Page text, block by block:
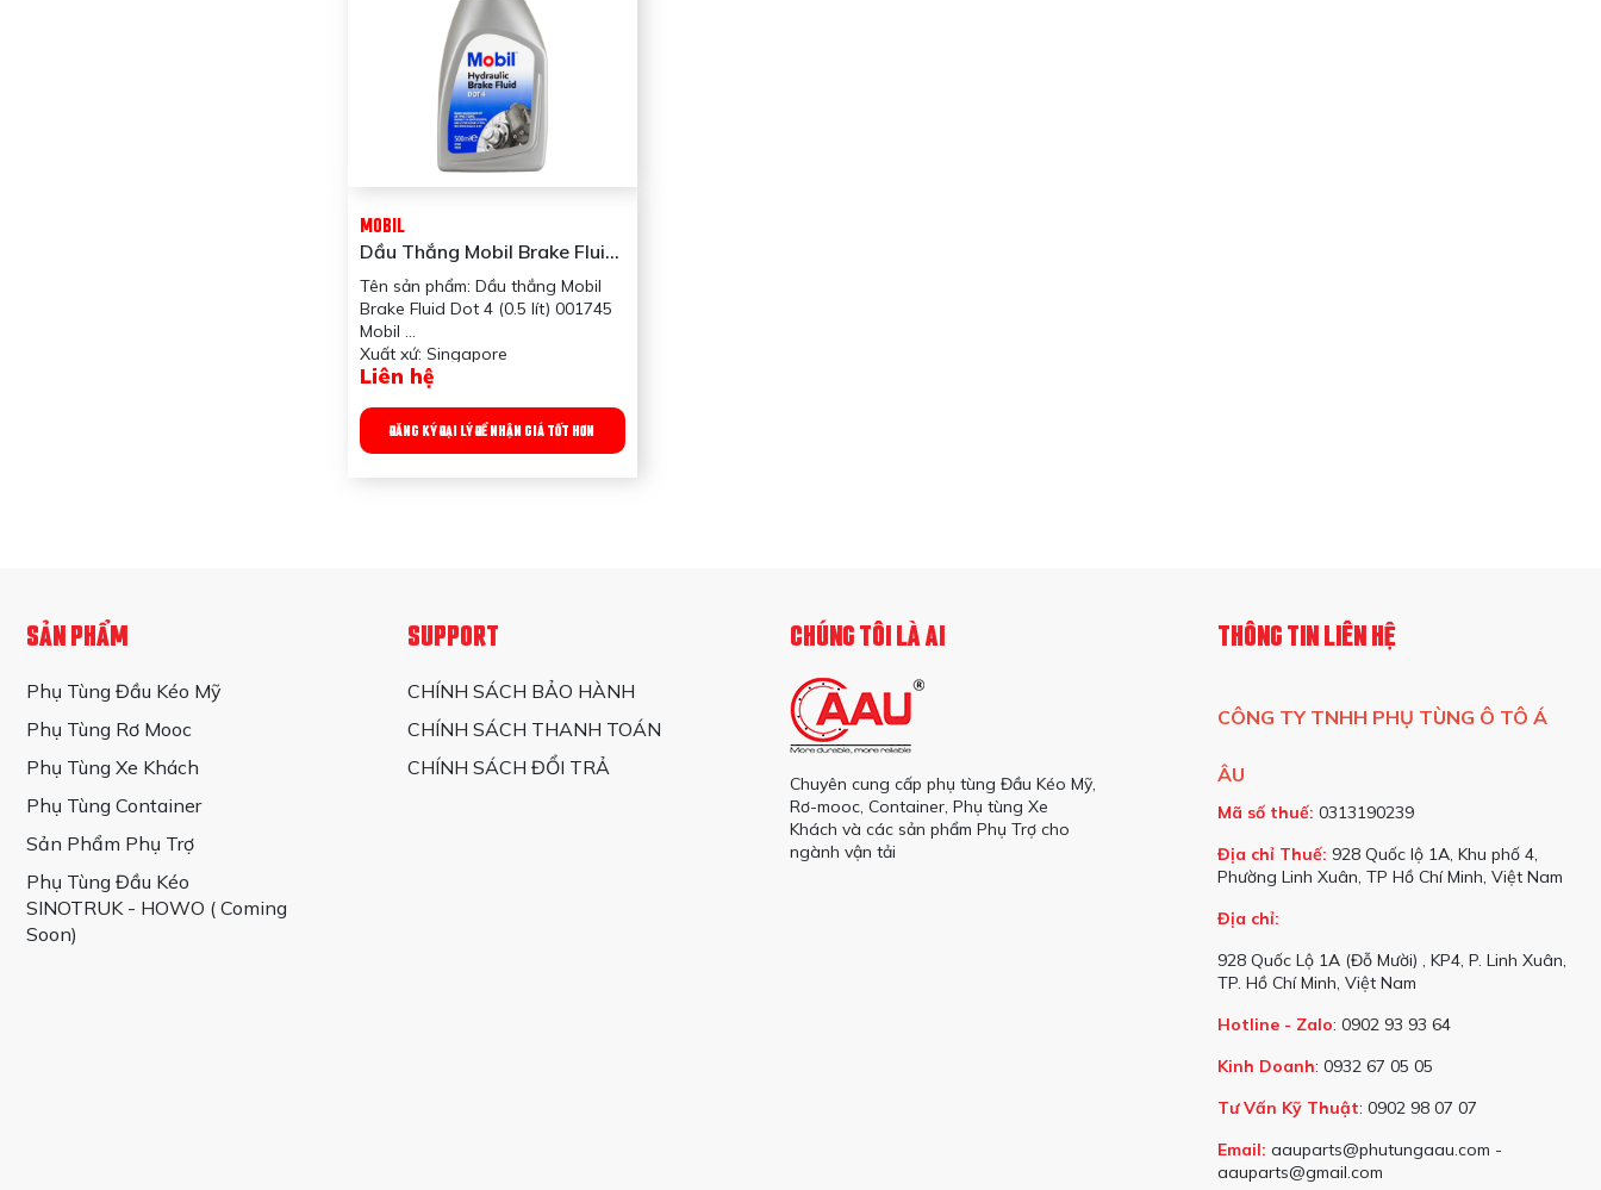
MOBIL
Dầu Thắng Mobil Brake Fluid
Dot 4 (0.5 Lít) 001745 Mobil
Tên sản phẩm: Dầu thắng Mobil
Brake Fluid Dot 4 (0.5 lít) 001745
Mobil
Xuất xứ: Singapore
Công dụng sản phẩm: Sử dụng
và hệ thống ly hợp
Quy chuẩn đóng gói: 12chaix0.5
Liên hệ
ĐĂNG KÝ ĐẠI LÝ ĐỂ NHẬN GIÁ TỐT HƠN
SẢN PHẨM
Phụ Tùng Đầu Kéo Mỹ
Phụ Tùng Rơ Mooc
Phụ Tùng Xe Khách
Phụ Tùng Container
Sản Phẩm Phụ Trợ
Phụ Tùng Đầu Kéo
SINOTRUK - HOWO ( Coming
Soon)
SUPPORT
CHÍNH SÁCH BẢO HÀNH
CHÍNH SÁCH THANH TOÁN
CHÍNH SÁCH ĐỔI TRẢ
CHÚNG TÔI LÀ AI
Chuyên cung cấp phụ tùng Đầu Kéo Mỹ,
Rơ-mooc, Container, Phụ tùng Xe
Khách và các sản phẩm Phụ Trợ cho
ngành vận tải
THÔNG TIN LIÊN HỆ
CÔNG TY TNHH PHỤ TÙNG Ô TÔ Á
ÂU
Mã số thuế: 0313190239
Địa chỉ Thuế: 928 Quốc lộ 1A, Khu phố 4,
Phường Linh Xuân, TP Hồ Chí Minh, Việt Nam
Địa chỉ:
928 Quốc Lộ 1A (Đỗ Mười) , KP4, P. Linh Xuân,
TP. Hồ Chí Minh, Việt Nam
Hotline - Zalo: 0902 93 93 64
Kinh Doanh: 0932 67 05 05
Tư Vấn Kỹ Thuật: 0902 98 07 07
Email: aauparts@phutungaau.com -
aauparts@gmail.com